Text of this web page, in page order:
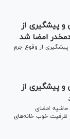
و پیشگیری از
امضا شد
از وقوع جرم
و پیشگیری از
حاشیه امضای
ظرفیت خوب خانه‌های